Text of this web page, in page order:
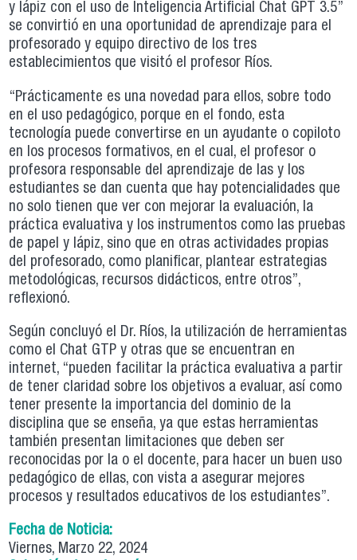
y lápiz con el uso de Inteligencia Artificial Chat GPT 3.5”
se convirtió en una oportunidad de aprendizaje para el
profesorado y equipo directivo de los tres
establecimientos que visitó el profesor Ríos.
“Prácticamente es una novedad para ellos, sobre todo
en el uso pedagógico, porque en el fondo, esta
tecnología puede convertirse en un ayudante o copiloto
en los procesos formativos, en el cual, el profesor o
profesora responsable del aprendizaje de las y los
estudiantes se dan cuenta que hay potencialidades que
no solo tienen que ver con mejorar la evaluación, la
práctica evaluativa y los instrumentos como las pruebas
de papel y lápiz, sino que en otras actividades propias
del profesorado, como planificar, plantear estrategias
metodológicas, recursos didácticos, entre otros”,
reflexionó.
Según concluyó el Dr. Ríos, la utilización de herramientas
como el Chat GTP y otras que se encuentran en
internet, “pueden facilitar la práctica evaluativa a partir
de tener claridad sobre los objetivos a evaluar, así como
tener presente la importancia del dominio de la
disciplina que se enseña, ya que estas herramientas
también presentan limitaciones que deben ser
reconocidas por la o el docente, para hacer un buen uso
pedagógico de ellas, con vista a asegurar mejores
procesos y resultados educativos de los estudiantes”.
Fecha de Noticia:
Viernes, Marzo 22, 2024